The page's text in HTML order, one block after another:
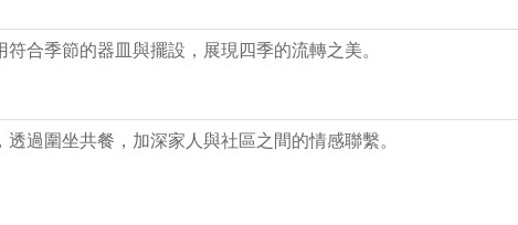
合季節的器皿與擺設，展現四季的流轉之美。
過圍坐共餐，加深家人與社區之間的情感聯繫。